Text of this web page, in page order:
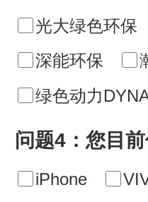
光大绿色环保
深能环保
绿色动力
问题4：您目
iPhone